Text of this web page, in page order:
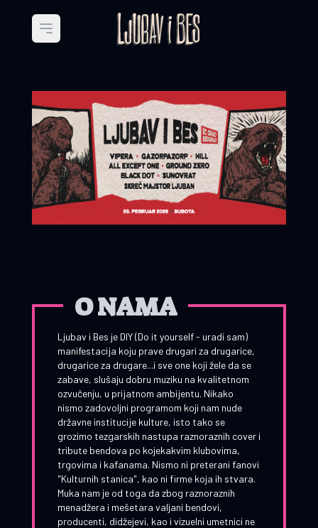
Open main menu
O NAMA
Ljubav i Bes je DIY (Do it yourself - uradi sam)
manifestacija koju prave drugari za drugarice,
drugarice za drugare...i sve one koji žele da se
zabave, slušaju dobru muziku na kvalitetnom
ozvučenju, u prijatnom ambijentu. Nikako
nismo zadovoljni programom koji nam nude
državne institucije kulture, isto tako se
grozimo tezgarskih nastupa raznoraznih cover i
tribute bendova po kojekakvim klubovima,
trgovima i kafanama. Nismo ni preterani fanovi
"Kulturnih stanica", kao ni firme koja ih stvara.
Muka nam je od toga da zbog raznoraznih
menadžera i mešetara valjani bendovi,
producenti, didžejevi, kao i vizuelni umetnici ne